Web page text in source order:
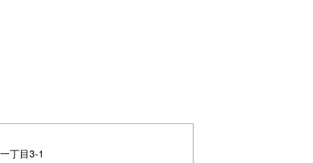
丁目3-1